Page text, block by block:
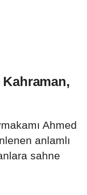
Kahraman,
Ahmed
anlamlı
sahne